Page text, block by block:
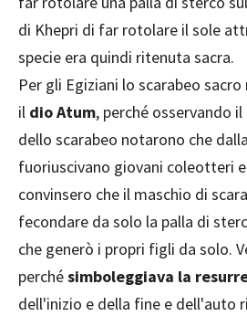
di Khepri di far rotolare il sole
specie era quindi ritenuta sacra.
Per gli Egiziani lo scarabeo
il dio Atum, perché osservando
dello scarabeo notarono che
fuoriuscivano giovani coleotteri
convinsero che il maschio di
fecondare da solo la palla di
che generò i propri figli da solo.
perchésimboleggiava la
dell'inizio e della fine e dell'auto